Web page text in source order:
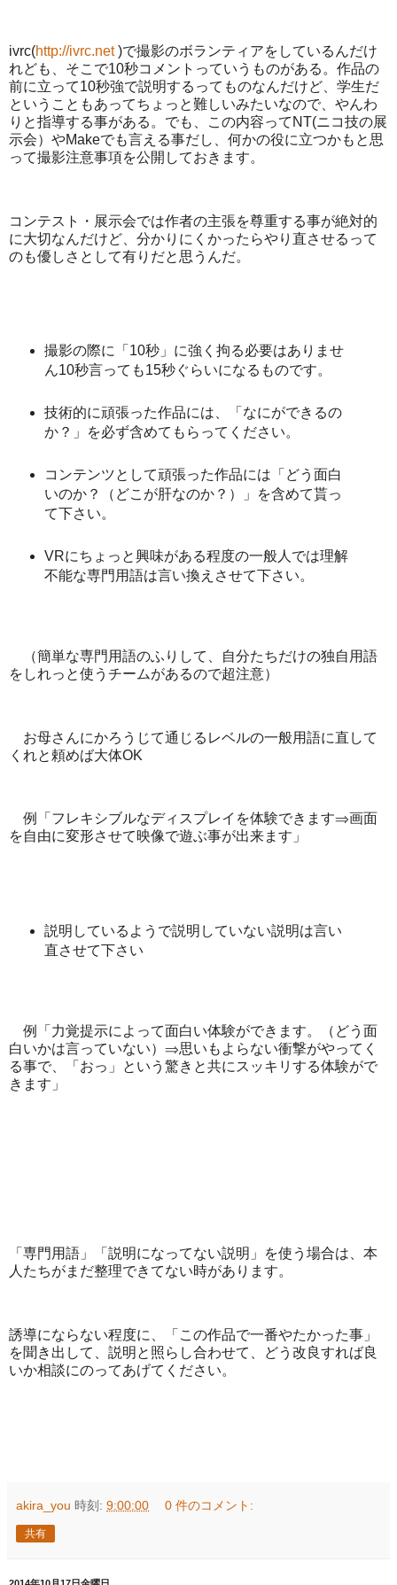
ivrc(http://ivrc.net)で撮影のボランティアをしているんだけ
れども、そこで10秒コメントっていうものがある。作品の
前に立って10秒強で説明するってものなんだけど、学生だ
ということもあってちょっと難しいみたいなので、やんわ
りと指導する事がある。でも、この内容ってNT(ニコ技の展
示会）やMakeでも言える事だし、何かの役に立つかもと思
って撮影注意事項を公開しておきます。
コンテスト・展示会では作者の主張を尊重する事が絶対的
に大切なんだけど、分かりにくかったらやり直させるって
のも優しさとして有りだと思うんだ。
撮影の際に「10秒」に強く拘る必要はありませ
ん10秒言っても15秒ぐらいになるものです。
技術的に頑張った作品には、「なにができるの
か？」を必ず含めてもらってください。
コンテンツとして頑張った作品には「どう面白
いのか？（どこが肝なのか？）」を含めて貰っ
て下さい。
VRにちょっと興味がある程度の一般人では理解
不能な専門用語は言い換えさせて下さい。
（簡単な専門用語のふりして、自分たちだけの独自用語
をしれっと使うチームがあるので超注意）
お母さんにかろうじて通じるレベルの一般用語に直して
くれと頼めば大体OK
例「フレキシブルなディスプレイを体験できます⇒画面
を自由に変形させて映像で遊ぶ事が出来ます」
説明しているようで説明していない説明は言い
直させて下さい
例「力覚提示によって面白い体験ができます。（どう面
白いかは言っていない）⇒思いもよらない衝撃がやってく
る事で、「おっ」という驚きと共にスッキリする体験がで
きます」
「専門用語」「説明になってない説明」を使う場合は、本
人たちがまだ整理できてない時があります。
誘導にならない程度に、「この作品で一番やたかった事」
を聞き出して、説明と照らし合わせて、どう改良すれば良
いか相談にのってあげてください。
akira_you 時刻: 9:00:00 0 件のコメント:
共有